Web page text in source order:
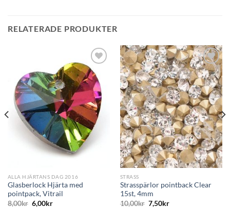
RELATERADE PRODUKTER
Lägg
till i
önskelistan
ALLA HJÄRTANS DAG 2016
Glasberlock Hjärta med
pointpack, Vitrail
8,00kr 6,00kr
Lägg
till i
önskelistan
STRASS
Strasspärlor pointback Clear
15st, 4mm
10,00kr 7,50kr